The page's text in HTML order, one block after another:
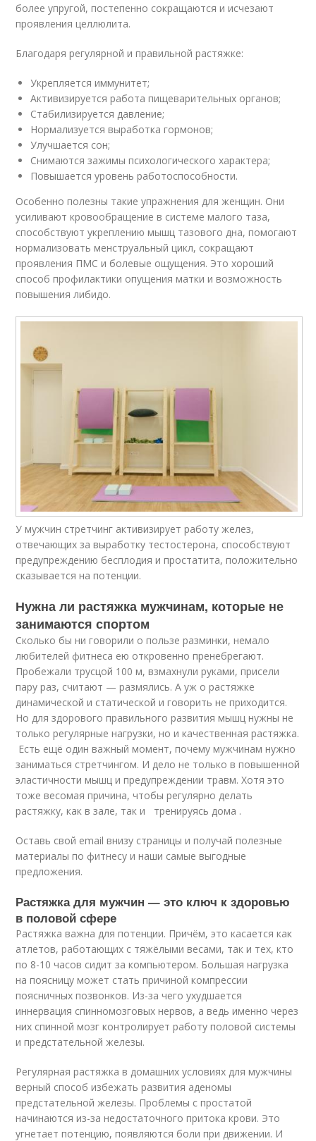
более упругой, постепенно сокращаются и исчезают
проявления целлюлита.
Благодаря регулярной и правильной растяжке:
Укрепляется иммунитет;
Активизируется работа пищеварительных органов;
Стабилизируется давление;
Нормализуется выработка гормонов;
Улучшается сон;
Снимаются зажимы психологического характера;
Повышается уровень работоспособности.
Особенно полезны такие упражнения для женщин. Они
усиливают кровообращение в системе малого таза,
способствуют укреплению мышц тазового дна, помогают
нормализовать менструальный цикл, сокращают
проявления ПМС и болевые ощущения. Это хороший
способ профилактики опущения матки и возможность
повышения либидо.
У мужчин стретчинг активизирует работу желез,
отвечающих за выработку тестостерона, способствуют
предупреждению бесплодия и простатита, положительно
сказывается на потенции.
Нужна ли растяжка мужчинам, которые не
занимаются спортом
Сколько бы ни говорили о пользе разминки, немало
любителей фитнеса ею откровенно пренебрегают.
Пробежали трусцой 100 м, взмахнули руками, присели
пару раз, считают — размялись. А уж о растяжке
динамической и статической и говорить не приходится.
Но для здорового правильного развития мышц нужны не
только регулярные нагрузки, но и качественная растяжка.
Есть ещё один важный момент, почему мужчинам нужно
заниматься стретчингом. И дело не только в повышенной
эластичности мышц и предупреждении травм. Хотя это
тоже весомая причина, чтобы регулярно делать
растяжку, как в зале, так и тренируясь дома .
Оставь свой email внизу страницы и получай полезные
материалы по фитнесу и наши самые выгодные
предложения.
Растяжка для мужчин — это ключ к здоровью
в половой сфере
Растяжка важна для потенции. Причём, это касается как
атлетов, работающих с тяжёлыми весами, так и тех, кто
по 8-10 часов сидит за компьютером. Большая нагрузка
на поясницу может стать причиной компрессии
поясничных позвонков. Из-за чего ухудшается
иннервация спинномозговых нервов, а ведь именно через
них спинной мозг контролирует работу половой системы
и предстательной железы.
Регулярная растяжка в домашних условиях для мужчины
верный способ избежать развития аденомы
предстательной железы. Проблемы с простатой
начинаются из-за недостаточного притока крови. Это
угнетает потенцию, появляются боли при движении. И